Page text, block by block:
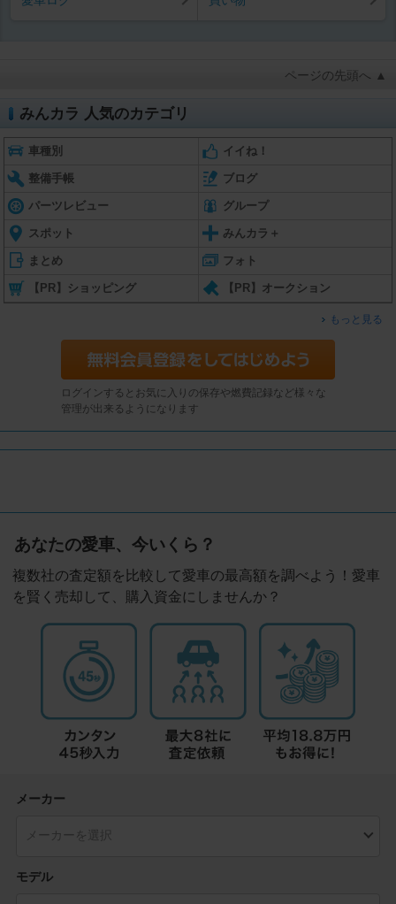
ページの先頭へ ▲
みんカラ 人気のカテゴリ
車種別 イイね！
整備手帳 ブログ
パーツレビュー グループ
スポット みんカラ＋
まとめ フォト
【PR】ショッピング 【PR】オークション
もっと見る
ログインするとお気に入りの保存や燃費記録など様々な
管理が出来るようになります
あなたの愛車、今いくら？
複数社の査定額を比較して愛車の最高額を調べよう！愛車
を賢く売却して、購入資金にしませんか？
メーカー
モデル